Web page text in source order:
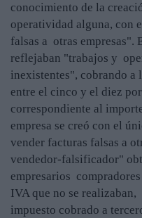
conocimiento de la
operatividad alguna, con
falsas a otras empresas".
reflejaban "trabajos y
inexistentes", cobrando a
entre el cinco y el diez
correspondiente al
empresa se creó con el
vender facturas falsas a
vendedor-falsificador"
empresarios
IVA que no se
impuesto cobrado a